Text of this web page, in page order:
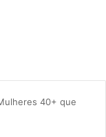
40+ que